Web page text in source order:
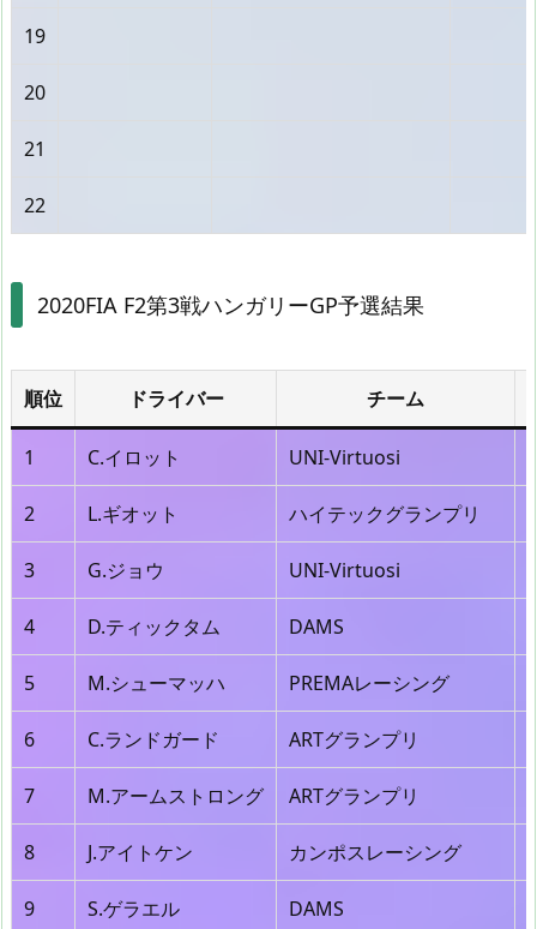
19
20
21
22
2020FIA F2第3戦ハンガリーGP予選結果
順位 ドライバー チーム
1 C.イロット UNI-Virtuosi
2 L.ギオット ハイテックグランプリ
3 G.ジョウ UNI-Virtuosi
4 D.ティックタム DAMS
5 M.シューマッハ PREMAレーシング
6 C.ランドガード ARTグランプリ
7 M.アームストロング ARTグランプリ
8 J.アイトケン カンポスレーシング
9 S.ゲラエル DAMS